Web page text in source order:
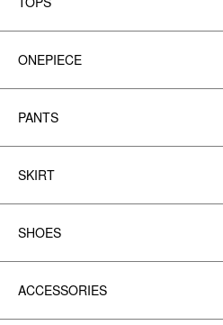
ONEPIECE
PANTS
SKIRT
SHOES
ACCESSORIES